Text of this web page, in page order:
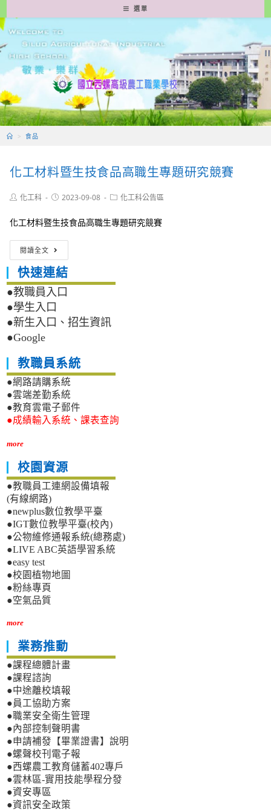
轉
至
要
容
選單
> 食品
化工材料暨生技食品高職生專題研究競賽
Post化工科
Post2023-09-08
Post化工科公告區
化工材料暨生技食品高職生專題研究競賽
閱讀全文
工
料
技
食
職
生
專
題
研
究
快速連結
●教職員入口
●學生入口
●新生入口、招生資訊
●Google
教職員系統
●網路請購系統
●雲端差勤系統
●教育雲電子郵件
●成績輸入系統、課表查詢
more
校園資源
●教職員工連網設備填報
(有線網路)
●newplus數位教學平臺
●IGT數位教學平臺(校內)
●公物維修通報系統(總務處)
●LIVE ABC英語學習系統
●easy test
●校園植物地圖
●粉絲專頁
●空氣品質
more
業務推動
●課程總體計畫
●課程諮詢
●中途離校填報
●員工協助方案
●職業安全衛生管理
●內部控制聲明書
●申請補發【畢業證書】說明
●螺聲校刊電子報
●西螺農工教育儲蓄402專戶
●雲林區-實用技能學程分發
●資安專區
●資訊安全政策